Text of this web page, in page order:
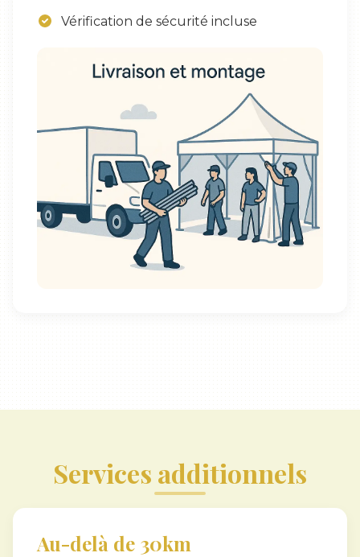
Vérification de sécurité incluse
Services additionnels
Au-delà de 30km